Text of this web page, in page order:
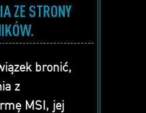
ZE STRONY
bronić,
z
MSI, jej